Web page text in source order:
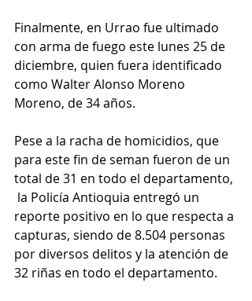
Finalmente, en Urrao fue ultimado
con arma de fuego este lunes 25 de
diciembre, quien fuera identificado
como Walter Alonso Moreno
Moreno, de 34 años.
Pese a la racha de homicidios, que
para este fin de seman fueron de un
total de 31 en todo el departamento,
la Policía Antioquia entregó un
reporte positivo en lo que respecta a
capturas, siendo de 8.504 personas
por diversos delitos y la atención de
32 riñas en todo el departamento.